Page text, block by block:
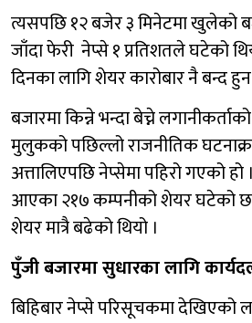
त्यसपछि १२ बजेर ३ मिनेटमा खुलेको
जाँदा फेरी नेप्से १ प्रतिशतले घटेको
दिनका लागि शेयर कारोबार नै बन्द
बजारमा किन्ने भन्दा बेच्ने
मुलुकको पछिल्लो राजनीतिक
अत्तालिएपछि नेप्सेमा पहिरो गएको हो
आएका २१७ कम्पनीको शेयर घटेको छ
शेयर मात्रै बढेको थियो ।
पुँजी बजारमा सुधारका लागि
बिहिबार नेप्से परिसूचकमा देखिएको